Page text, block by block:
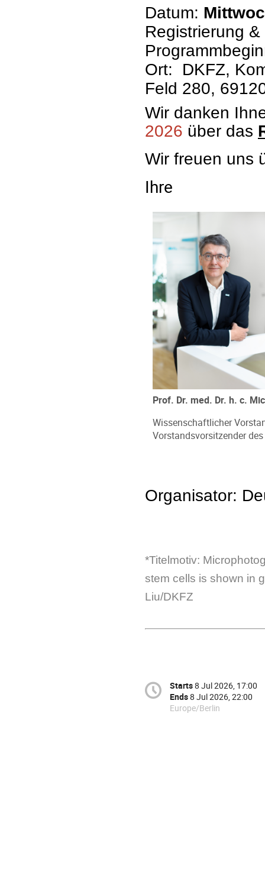
Datum:
Registrierung
Ort: DKFZ,
Feld 280,
Wir danken
2026 über das
Wir freuen uns
Ihre
Prof. Dr. med. Dr. h. c.
Wissenschaftlicher
Vorstandsvorsitzender
Organisator:
*Titelmotiv:
stem cells is shown in
Liu/DKFZ
Starts8 Jul 2026, 17:00
Ends8 Jul 2026, 22:00
Europe/Berlin